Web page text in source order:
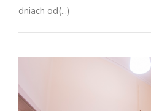
dniach od(...)